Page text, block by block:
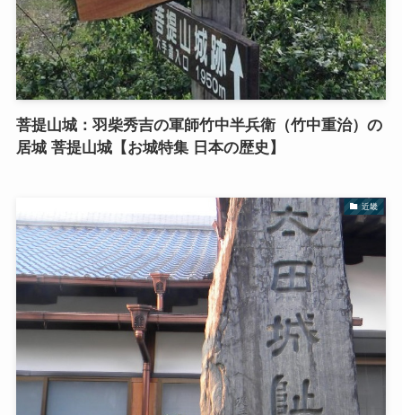
菩提山城：羽柴秀吉の軍師竹中半兵衛（竹中重治）の
居城 菩提山城【お城特集 日本の歴史】
近畿